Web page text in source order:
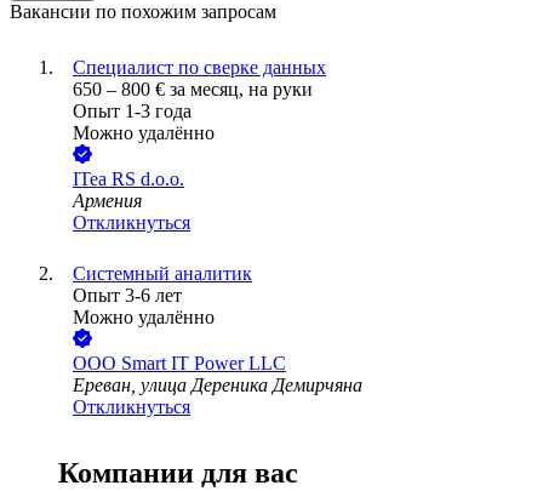
Вакансии по похожим запросам
Специалист по сверке данных
650 – 800 € за месяц, на руки
Опыт 1-3 года
Можно удалённо
ITea RS d.o.o.
Армения
Откликнуться
Системный аналитик
Опыт 3-6 лет
Можно удалённо
ООО Smart IT Power LLC
Ереван, улица Дереника Демирчяна
Откликнуться
Компании для вас